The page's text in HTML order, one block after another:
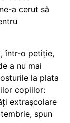
a cerut să
într-o petiție,
a nu mai
la plata
copiilor:
extrașcolare
spun